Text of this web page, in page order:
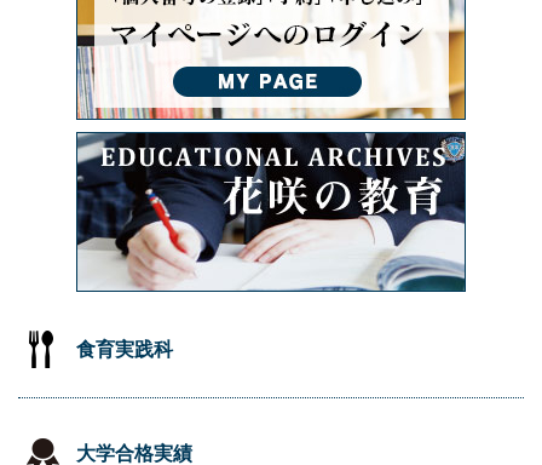
食育実践科
大学合格実績